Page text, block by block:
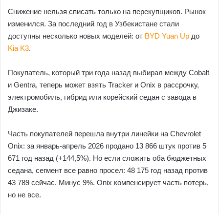
Снижение нельзя списать только на перекупщиков. Рынок
изменился. За последний год в Узбекистане стали
доступны несколько новых моделей: от BYD Yuan Up до
Kia K3.
Покупатель, который три года назад выбирал между Cobalt
и Gentra, теперь может взять Tracker и Onix в рассрочку,
электромобиль, гибрид или корейский седан с завода в
Джизаке.
Часть покупателей перешла внутри линейки на Chevrolet
Onix: за январь-апрель 2026 продано 13 866 штук против 5
671 год назад (+144,5%). Но если сложить оба бюджетных
седана, сегмент все равно просел: 48 175 год назад против
43 789 сейчас. Минус 9%. Onix компенсирует часть потерь,
но не все.